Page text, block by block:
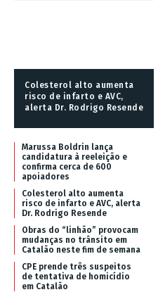
Colesterol alto aumenta
risco de infarto e AVC,
alerta Dr. Rodrigo Resende
Marussa Boldrin lança
candidatura à reeleição e
confirma cerca de 600
apoiadores
Colesterol alto aumenta
risco de infarto e AVC, alerta
Dr. Rodrigo Resende
Obras do “linhão” provocam
mudanças no trânsito em
Catalão neste fim de semana
CPE prende três suspeitos
de tentativa de homicídio
em Catalão